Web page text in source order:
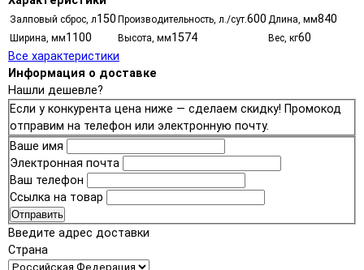
Залповый сброс, л150 Производительность, л./сут.600 Длина, мм840
Ширина, мм1100 Высота, мм1574 Вес, кг60
Все характеристики
Информация о доставке
Нашли дешевле?
Если у конкурента цена ниже — сделаем скидку! Промокод
отправим на телефон или электронную почту.
Ваше имя
Электронная почта
Ваш телефон
Ссылка на товар
Отправить
Введите адрес доставки
Страна